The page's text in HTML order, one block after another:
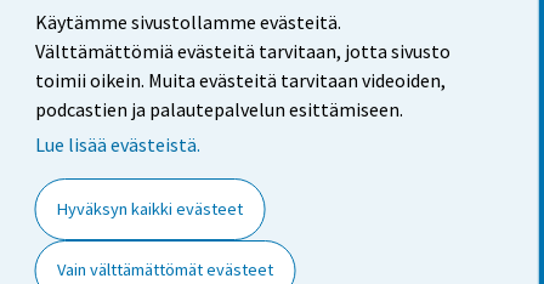
Käytämme sivustollamme evästeitä.
Välttämättömiä evästeitä tarvitaan, jotta sivusto
toimii oikein. Muita evästeitä tarvitaan videoiden,
podcastien ja palautepalvelun esittämiseen.
Lue lisää evästeistä.
Hyväksyn kaikki evästeet
Vain välttämättömät evästeet
Respons
Användarvillkor
Tillgänglighet
Information om webbplatsen
Cookie-inställningar